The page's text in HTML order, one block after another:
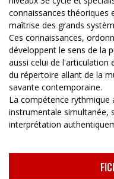
connaissances théoriques
maîtrise des grands
Ces connaissances,
développent le sens de la
aussi celui de l'articulation
du répertoire allant de la
savante contemporaine.
La compétence rythmique
instrumentale simultanée,
interprétation